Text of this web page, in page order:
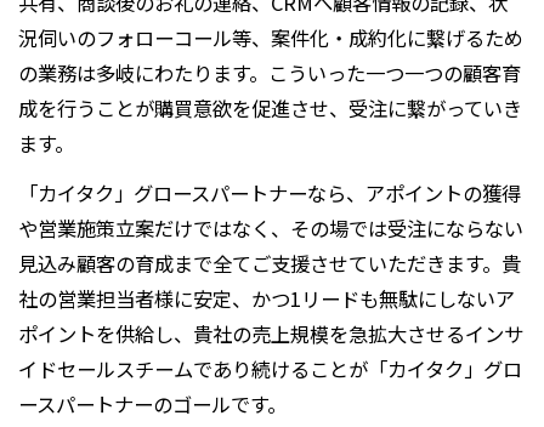
況伺いのフォローコール等、案件化・成約化に繋げるため
の業務は多岐にわたります。こういった一つ一つの顧客育
成を行うことが購買意欲を促進させ、受注に繋がっていき
ます。
「カイタク」グロースパートナーなら、アポイントの獲得
や営業施策立案だけではなく、その場では受注にならない
見込み顧客の育成まで全てご支援させていただきます。貴
社の営業担当者様に安定、かつ1リードも無駄にしないア
ポイントを供給し、貴社の売上規模を急拡大させるインサ
イドセールスチームであり続けることが「カイタク」グロ
ースパートナーのゴールです。